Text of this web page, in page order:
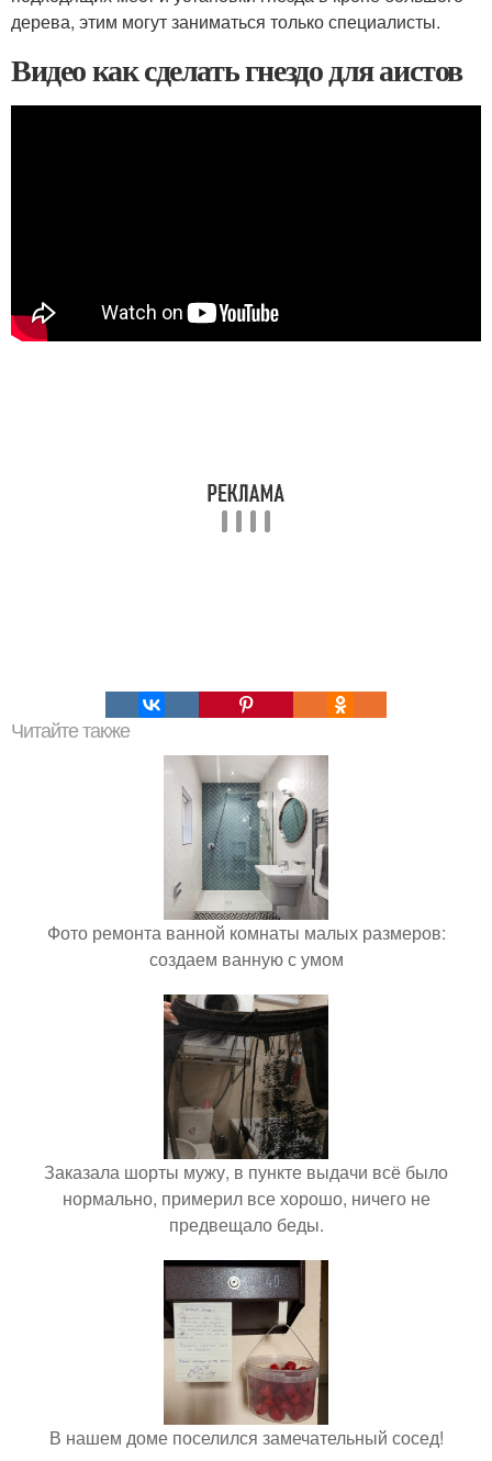
дерева, этим могут заниматься только специалисты.
Видео как сделать гнездо для аистов
Читайте также
Фото ремонта ванной комнаты малых размеров:
создаем ванную с умом
Заказала шорты мужу, в пункте выдачи всё было
нормально, примерил все хорошо, ничего не
предвещало беды.
В нашем доме поселился замечательный сосед!